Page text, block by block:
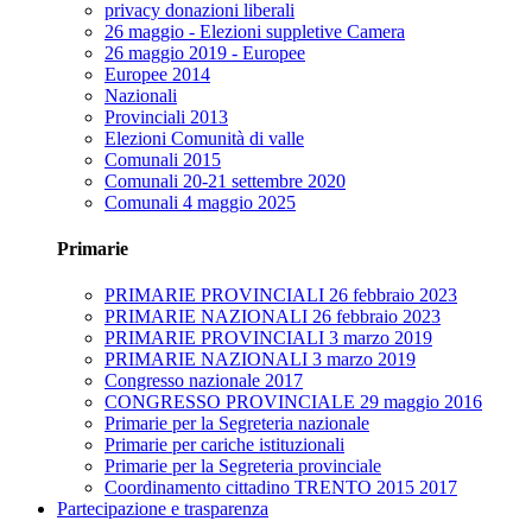
privacy donazioni liberali
26 maggio - Elezioni suppletive Camera
26 maggio 2019 - Europee
Europee 2014
Nazionali
Provinciali 2013
Elezioni Comunità di valle
Comunali 2015
Comunali 20-21 settembre 2020
Comunali 4 maggio 2025
Primarie
PRIMARIE PROVINCIALI 26 febbraio 2023
PRIMARIE NAZIONALI 26 febbraio 2023
PRIMARIE PROVINCIALI 3 marzo 2019
PRIMARIE NAZIONALI 3 marzo 2019
Congresso nazionale 2017
CONGRESSO PROVINCIALE 29 maggio 2016
Primarie per la Segreteria nazionale
Primarie per cariche istituzionali
Primarie per la Segreteria provinciale
Coordinamento cittadino TRENTO 2015 2017
Partecipazione e trasparenza